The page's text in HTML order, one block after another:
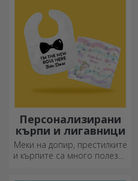
краен предел!
Персонализирани
кърпи и лигавници
Меки на допир, престилките
и кърпите са много полезни